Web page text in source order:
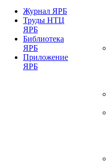
Журнал ЯРБ
Труды НТЦ
ЯРБ
Библиотека
ЯРБ
Приложение
ЯРБ